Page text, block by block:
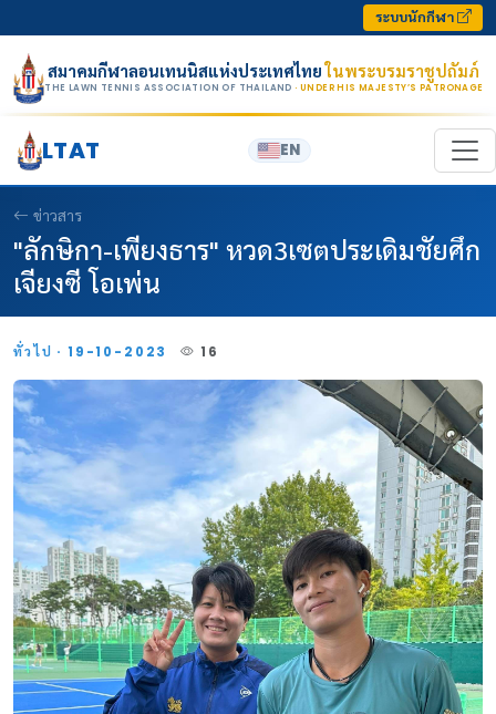
ระบบนักกีฬา
สมาคมกีฬาลอนเทนนิสแห่งประเทศไทยในพระบรมราชูปถัมภ์
THE LAWN TENNIS ASSOCIATION OF THAILAND · UNDER HIS MAJESTY’S PATRONAGE
LTAT EN
ข่าวสาร
"ลักษิกา-เพียงธาร" หวด3เซตประเดิมชัยศึก
เจียงซี โอเพ่น
ทั่วไป · 19-10-2023 16